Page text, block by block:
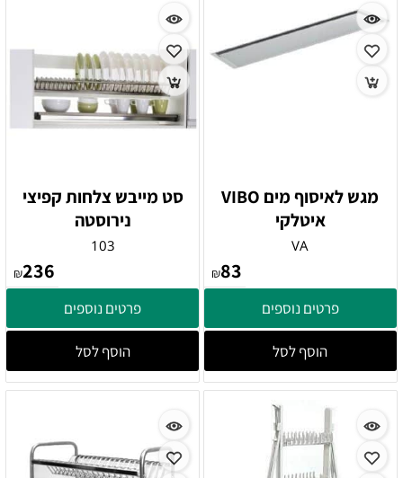
מגש לאיסוף מים VIBO
איטלקי
VA
₪83
פרטים נוספים
הוסף לסל
סט מייבש צלחות קפיצי
נירוסטה
103
₪236
פרטים נוספים
הוסף לסל